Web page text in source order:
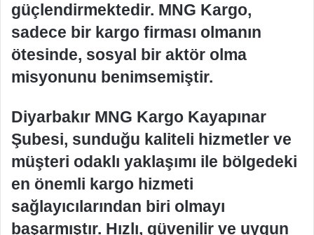
güçlendirmektedir. MNG Kargo,
sadece bir kargo firması olmanın
ötesinde, sosyal bir aktör olma
misyonunu benimsemiştir.
Diyarbakır MNG Kargo Kayapınar
Şubesi, sunduğu kaliteli hizmetler ve
müşteri odaklı yaklaşımı ile bölgedeki
en önemli kargo hizmeti
sağlayıcılarından biri olmayı
başarmıştır. Hızlı, güvenilir ve uygun